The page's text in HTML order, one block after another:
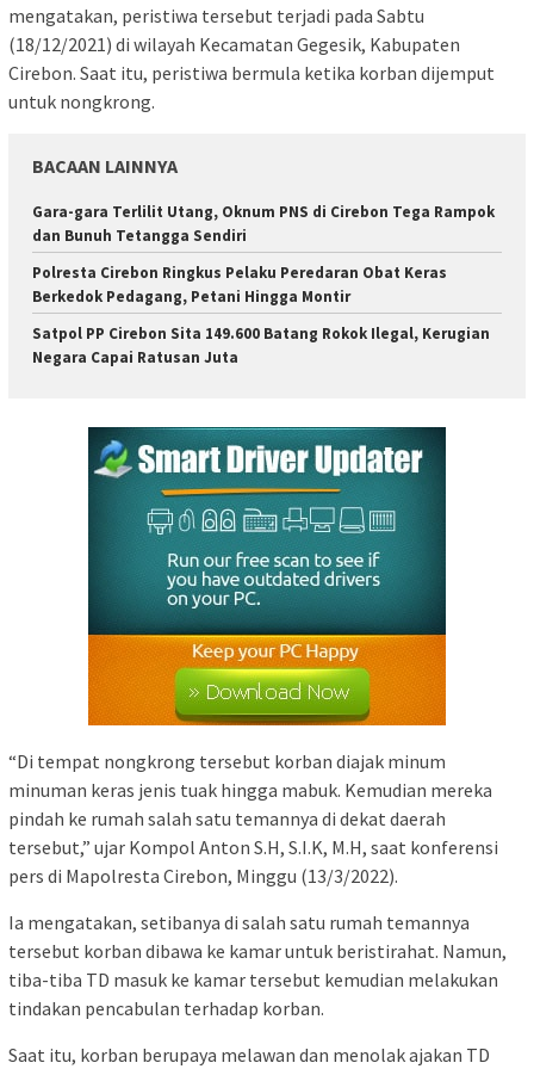
mengatakan, peristiwa tersebut terjadi pada Sabtu
(18/12/2021) di wilayah Kecamatan Gegesik, Kabupaten
Cirebon. Saat itu, peristiwa bermula ketika korban dijemput
untuk nongkrong.
BACAAN LAINNYA
Gara-gara Terlilit Utang, Oknum PNS di Cirebon Tega Rampok
dan Bunuh Tetangga Sendiri
Polresta Cirebon Ringkus Pelaku Peredaran Obat Keras
Berkedok Pedagang, Petani Hingga Montir
Satpol PP Cirebon Sita 149.600 Batang Rokok Ilegal, Kerugian
Negara Capai Ratusan Juta
“Di tempat nongkrong tersebut korban diajak minum
minuman keras jenis tuak hingga mabuk. Kemudian mereka
pindah ke rumah salah satu temannya di dekat daerah
tersebut,” ujar Kompol Anton S.H, S.I.K, M.H, saat konferensi
pers di Mapolresta Cirebon, Minggu (13/3/2022).
Ia mengatakan, setibanya di salah satu rumah temannya
tersebut korban dibawa ke kamar untuk beristirahat. Namun,
tiba-tiba TD masuk ke kamar tersebut kemudian melakukan
tindakan pencabulan terhadap korban.
Saat itu, korban berupaya melawan dan menolak ajakan TD